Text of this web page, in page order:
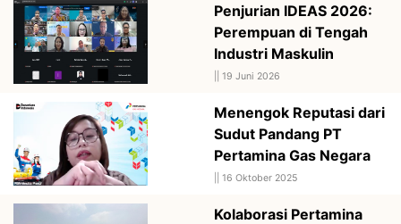
Penjurian IDEAS 2026:
Perempuan di Tengah
Industri Maskulin
19 Juni 2026
Menengok Reputasi dari
Sudut Pandang PT
Pertamina Gas Negara
16 Oktober 2025
Kolaborasi Pertamina